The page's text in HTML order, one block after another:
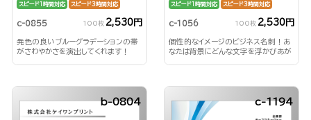
スピード1時間対応 スピード3時間対応
c-0855 100枚 2,530円
発色の良いブルーグラデーションの帯
がさわやかさを演出してくれます！
スピード1時間対応 スピード3時間対応
c-1056 100枚 2,530円
個性的なイメージのビジネス名刺！あ
なたは背景にどんな文字を浮かびあが
b-0804 c-1194